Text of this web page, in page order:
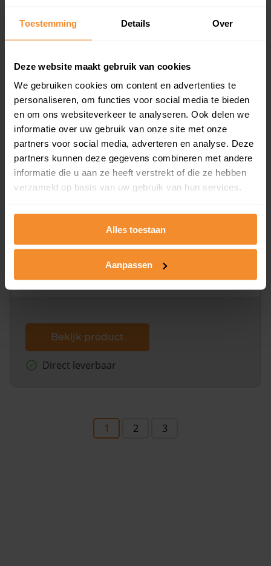
Toestemming Details Over
Deze website maakt gebruik van cookies
We gebruiken cookies om content en advertenties te
personaliseren, om functies voor social media te bieden
en om ons websiteverkeer te analyseren. Ook delen we
informatie over uw gebruik van onze site met onze
partners voor social media, adverteren en analyse. Deze
partners kunnen deze gegevens combineren met andere
informatie die u aan ze heeft verstrekt of die ze hebben
verzameld op basis van uw gebruik van hun services.
Alles toestaan
Aanpassen
en koopdatum) binnen een postcodegebied. Dit
koopsommen.
Bekijk product
Direct leverbaar
Kadastrale kaart pakket
Alleen globale ligging perceel
omliggende percelen met de kadastrale erfgrenzen,
Bekijk product
Direct leverbaar
1 2 3